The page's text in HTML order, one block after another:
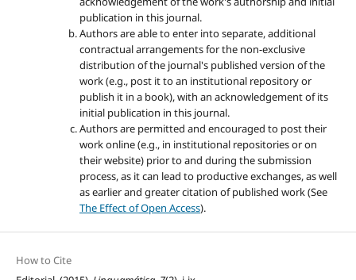
publication in this journal.
Authors are able to enter into separate, additional
contractual arrangements for the non-exclusive
distribution of the journal's published version of the
work (e.g., post it to an institutional repository or
publish it in a book), with an acknowledgement of its
initial publication in this journal.
Authors are permitted and encouraged to post their
work online (e.g., in institutional repositories or on
their website) prior to and during the submission
process, as it can lead to productive exchanges, as well
as earlier and greater citation of published work (See
The Effect of Open Access).
How to Cite